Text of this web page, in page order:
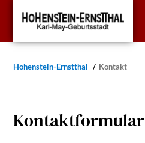
Hohenstein-Ernstthal Kontakt
Kontaktformular